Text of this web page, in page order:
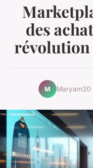
des
révolution
M Maryam20